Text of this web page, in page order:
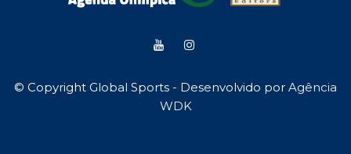
© Copyright Global Sports - Desenvolvido por Agência
WDK